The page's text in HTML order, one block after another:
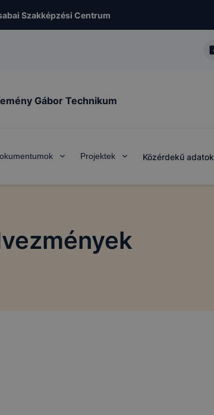
Szakképzési Centrum
Gábor Technikum
Projektek Közérdekű adatok